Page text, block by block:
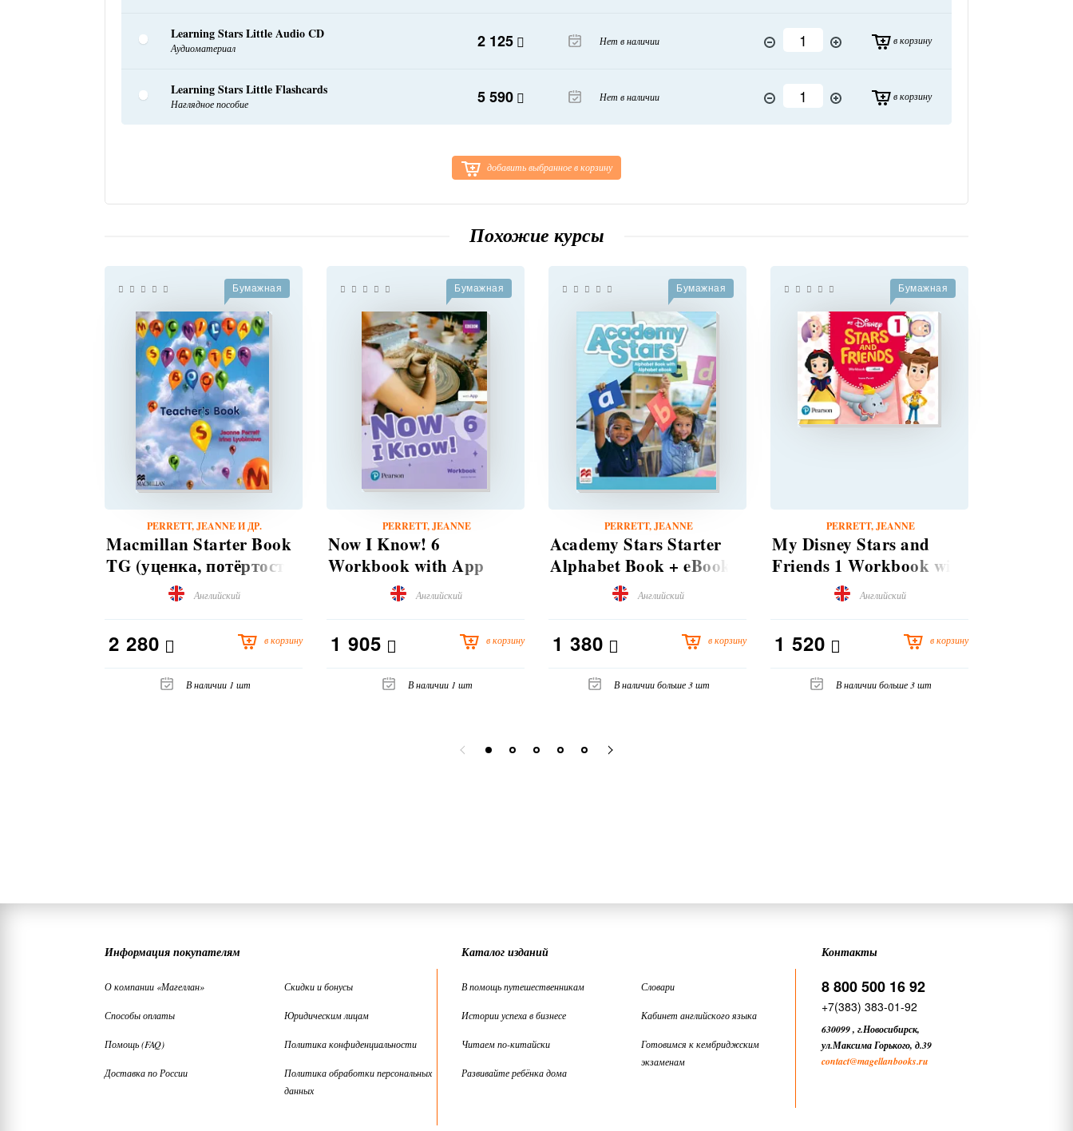
Learning Stars Little Audio CD
Аудиоматериал 2 125 Нет в наличии в корзину
Learning Stars Little Flashcards
Наглядное пособие 5 590 Нет в наличии в корзину
добавить выбранное в корзину
Похожие курсы
Бумажная
PERRETT, JEANNE И ДР.
Macmillan Starter Book
TG (уценка, потёртости
на обложке)Английский
2 280 в корзину
В наличии 1 шт
Бумажная
PERRETT, JEANNE
Now I Know! 6
Workbook with App
Английский
1 905 в корзину
В наличии 1 шт
Бумажная
PERRETT, JEANNE
Academy Stars Starter
Alphabet Book + eBook
Английский
1 380 в корзину
В наличии больше 3 шт
Бумажная
PERRETT, JEANNE
My Disney Stars and
Friends 1 Workbook with
Английский
1 520 в корзину
В наличии больше 3 шт
Информация покупателям
О компании «Магеллан»
Способы оплаты
Помощь (FAQ)
Доставка по России
Скидки и бонусы
Юридическим лицам
Политика конфиденциальности
Политика обработки персональных
данных
Каталог изданий
В помощь путешественникам
Истории успеха в бизнесе
Читаем по-китайски
Развивайте ребёнка дома
Словари
Кабинет английского языка
Готовимся к кембриджским
экзаменам
Контакты
8 800 500 16 92
+7(383) 383-01-92
630099, г.Новосибирск,
ул.Максима Горького, д.39
contact@magellanbooks.ru